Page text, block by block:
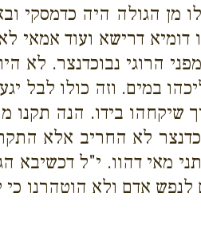
הגולה היה כדמסקי
דרישא ועוד אמאי
הרוגי נבוכדנצר. לא
במים. וזה כולו לבל
בידו. הנה תקנו
לא החריב אלא
מאי דהוו. י"ל דכשיבא
אדם ולא הוטהרנו כי